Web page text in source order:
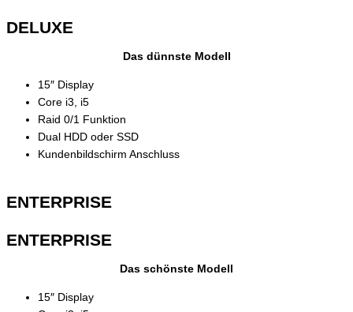
DELUXE
Das dünnste Modell
15″ Display
Core i3, i5
Raid 0/1 Funktion
Dual HDD oder SSD
Kundenbildschirm Anschluss
ENTERPRISE
ENTERPRISE
Das schönste Modell
15″ Display